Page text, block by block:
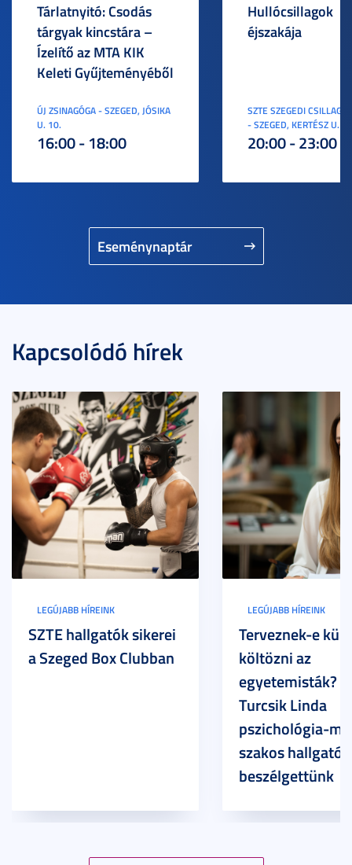
Eseménynaptár
Tárlatnyitó: Csodás
tárgyak kincstára –
Ízelítő az MTA KIK
Keleti Gyűjteményéből
ÚJ ZSINAGÓGA - SZEGED, JÓSIKA
U. 10.
16:00 - 18:00
Hullócsillagok
éjszakája
SZTE SZEGEDI
- SZEGED, KERTÉSZ U. 3.
20:00 - 23:00
Kapcsolódó hírek
LEGÚJABB HÍREINK
SZTE hallgatók sikerei
a Szeged Box Clubban
LEGÚJABB HÍREINK
Terveznek-e
költözni az
egyetemisták? –
Turcsik Linda
pszichológia-
szakos
beszélgettünk